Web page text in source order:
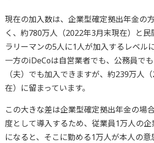
現在の加入数は、企業型確定拠出年金の
く、約780万人（2022年3月末現在）と
ラリーマンの5人に1人が加入するレベル
一方のiDeCoは自営業者でも、公務員で
（夫）でも加入できますが、約239万人
在）に留まっています。
この大きな差は企業型確定拠出年金の場
度として導入するため、従業員1万人の企
になると、そこに勤める1万人が本人の